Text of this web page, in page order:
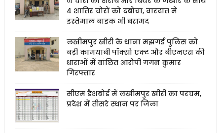
4 शातिर चोरों को दबोचा, वारदात में
इस्तेमाल बाइक भी बरामद
लखीमपुर खीरी के थाना मझगई पुलिस को
बड़ी कामयाबी पॉक्सो एक्ट और बीएनएस की
धाराओं में वांछित आरोपी गगन कुमार
गिरफ्तार
सीएम डैशबोर्ड में लखीमपुर खीरी का परचम,
प्रदेश में तीसरे स्थान पर जिला